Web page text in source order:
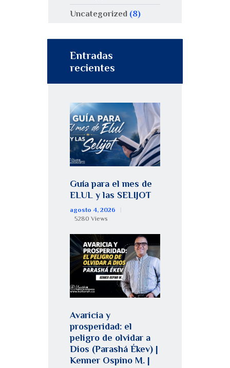
Uncategorized (8)
Entradas
recientes
Guía para el mes de
ELUL y las SELIJOT
agosto 4, 2026
5280 Views
Avaricia y
prosperidad: el
peligro de olvidar a
Dios (Parashá Ékev) |
Kenner Ospino M. |